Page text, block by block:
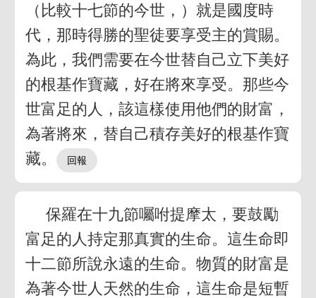
（比較十七節的今世，）就是國度時
代，那時得勝的聖徒要享受主的賞賜。
為此，我們需要在今世替自己立下美好
的根基作寶藏，好在將來享受。那些今
世富足的人，該這樣使用他們的財富，
為著將來，替自己積存美好的根基作寶
藏。
保羅在十九節囑咐提摩太，要鼓勵
富足的人持定那真實的生命。這生命即
十二節所說永遠的生命。物質的財富是
為著今世人天然的生命，這生命是短暫